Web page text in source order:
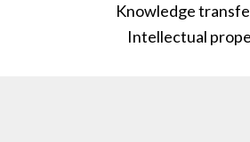
Knowledge
Intellectual